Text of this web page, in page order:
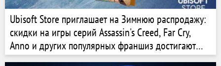
Ubisoft Store приглашает на Зимнюю распродажу:
скидки на игры серий Assassin's Creed, Far Cry,
Anno и других популярных франшиз достигают
85%